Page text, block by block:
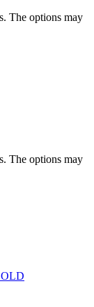
The options may
The options may